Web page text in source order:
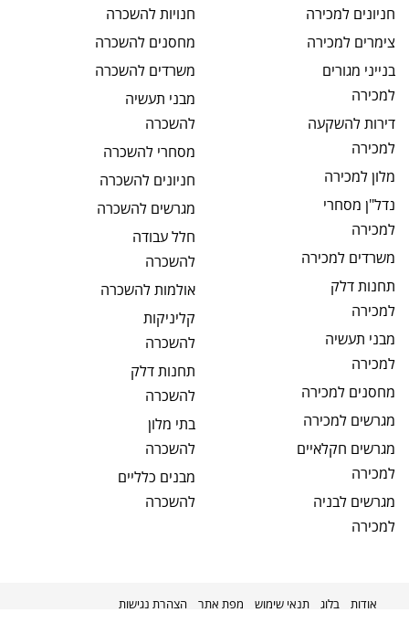
חניונים למכירה
צימרים למכירה
בנייני מגורים
למכירה
דירות להשקעה
למכירה
מלון למכירה
נדל"ן מסחרי
למכירה
משרדים למכירה
תחנות דלק
למכירה
מבני תעשיה
למכירה
מחסנים למכירה
מגרשים למכירה
מגרשים חקלאיים
למכירה
מגרשים לבניה
למכירה
חנויותלהשכרה
מחסנים להשכרה
משרדים להשכרה
מבני תעשיה
להשכרה
מסחרי להשכרה
חניונים להשכרה
מגרשים להשכרה
חלל עבודה
להשכרה
אולמותלהשכרה
קליניקות
להשכרה
תחנות דלק
להשכרה
בתי מלון
להשכרה
מבנים כלליים
להשכרה
אודות בלוג תנאי שימוש מפת אתר
הצהרת נגישות